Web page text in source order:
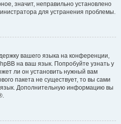
значит, неправильно установлено
для устранения проблемы.
вашего языка на конференции,
на ваш язык. Попробуйте узнать у
ли он установить нужный вам
пакета не существует, то вы сами
Дополнительную информацию вы